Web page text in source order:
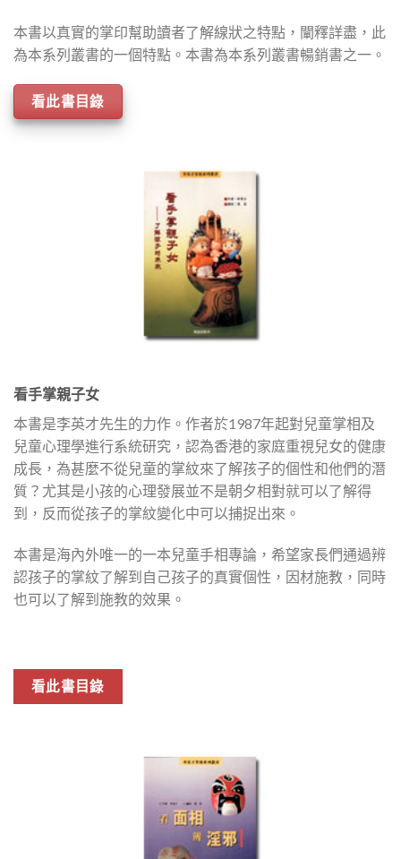
本書以真實的掌印幫助讀者了解線狀之特點，闡釋詳盡，此
為本系列叢書的一個特點。本書為本系列叢書暢銷書之一。
看此書目錄
看手掌親子女
本書是李英才先生的力作。作者於1987年起對兒童掌相及
兒童心理學進行系統研究，認為香港的家庭重視兒女的健康
成長，為甚麼不從兒童的掌紋來了解孩子的個性和他們的潛
質？尤其是小孩的心理發展並不是朝夕相對就可以了解得
到，反而從孩子的掌紋變化中可以捕捉出來。
本書是海內外唯一的一本兒童手相專論，希望家長們通過辨
認孩子的掌紋了解到自己孩子的真實個性，因材施教，同時
也可以了解到施教的效果。
看此書目錄